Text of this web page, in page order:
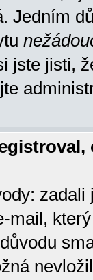
Jedním
jste jisti,
mail,